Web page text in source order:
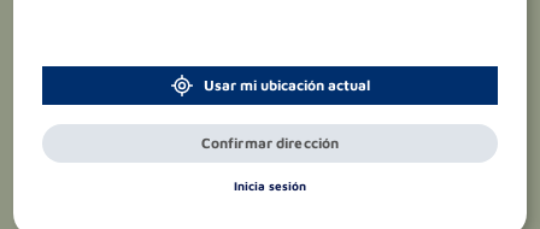
Usar mi ubicación actual
Confirmar dirección
Inicia sesión